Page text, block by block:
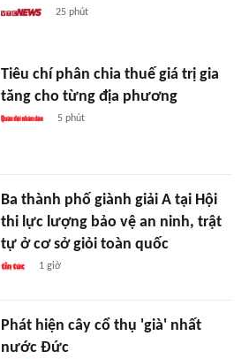
25 phút
Tiêu chí phân chia thuế giá trị gia
tăng cho từng địa phương
5 phút
Ba thành phố giành giải A tại Hội
thi lực lượng bảo vệ an ninh, trật
tự ở cơ sở giỏi toàn quốc
1 giờ
Phát hiện cây cổ thụ 'già' nhất
nước Đức